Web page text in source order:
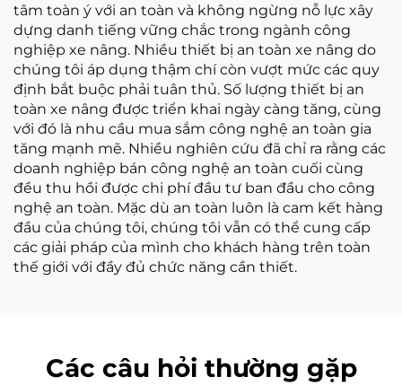
tâm toàn ý với an toàn và không ngừng nỗ lực xây
dựng danh tiếng vững chắc trong ngành công
nghiệp xe nâng. Nhiều thiết bị an toàn xe nâng do
chúng tôi áp dụng thậm chí còn vượt mức các quy
định bắt buộc phải tuân thủ. Số lượng thiết bị an
toàn xe nâng được triển khai ngày càng tăng, cùng
với đó là nhu cầu mua sắm công nghệ an toàn gia
tăng mạnh mẽ. Nhiều nghiên cứu đã chỉ ra rằng các
doanh nghiệp bán công nghệ an toàn cuối cùng
đều thu hồi được chi phí đầu tư ban đầu cho công
nghệ an toàn. Mặc dù an toàn luôn là cam kết hàng
đầu của chúng tôi, chúng tôi vẫn có thể cung cấp
các giải pháp của mình cho khách hàng trên toàn
thế giới với đầy đủ chức năng cần thiết.
Các câu hỏi thường gặp